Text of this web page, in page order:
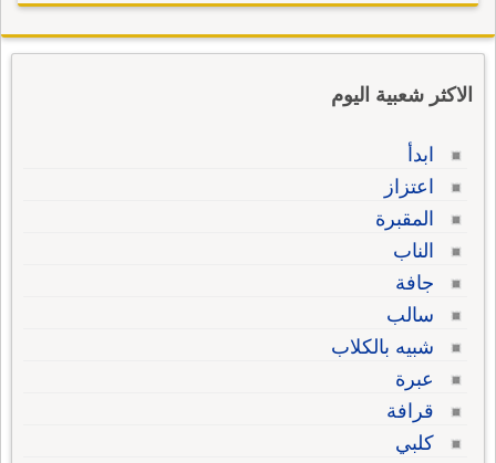
الاكثر شعبية اليوم
ابدأ
اعتزاز
المقبرة
الناب
جافة
سالب
شبيه بالكلاب
عبرة
قرافة
كلبي